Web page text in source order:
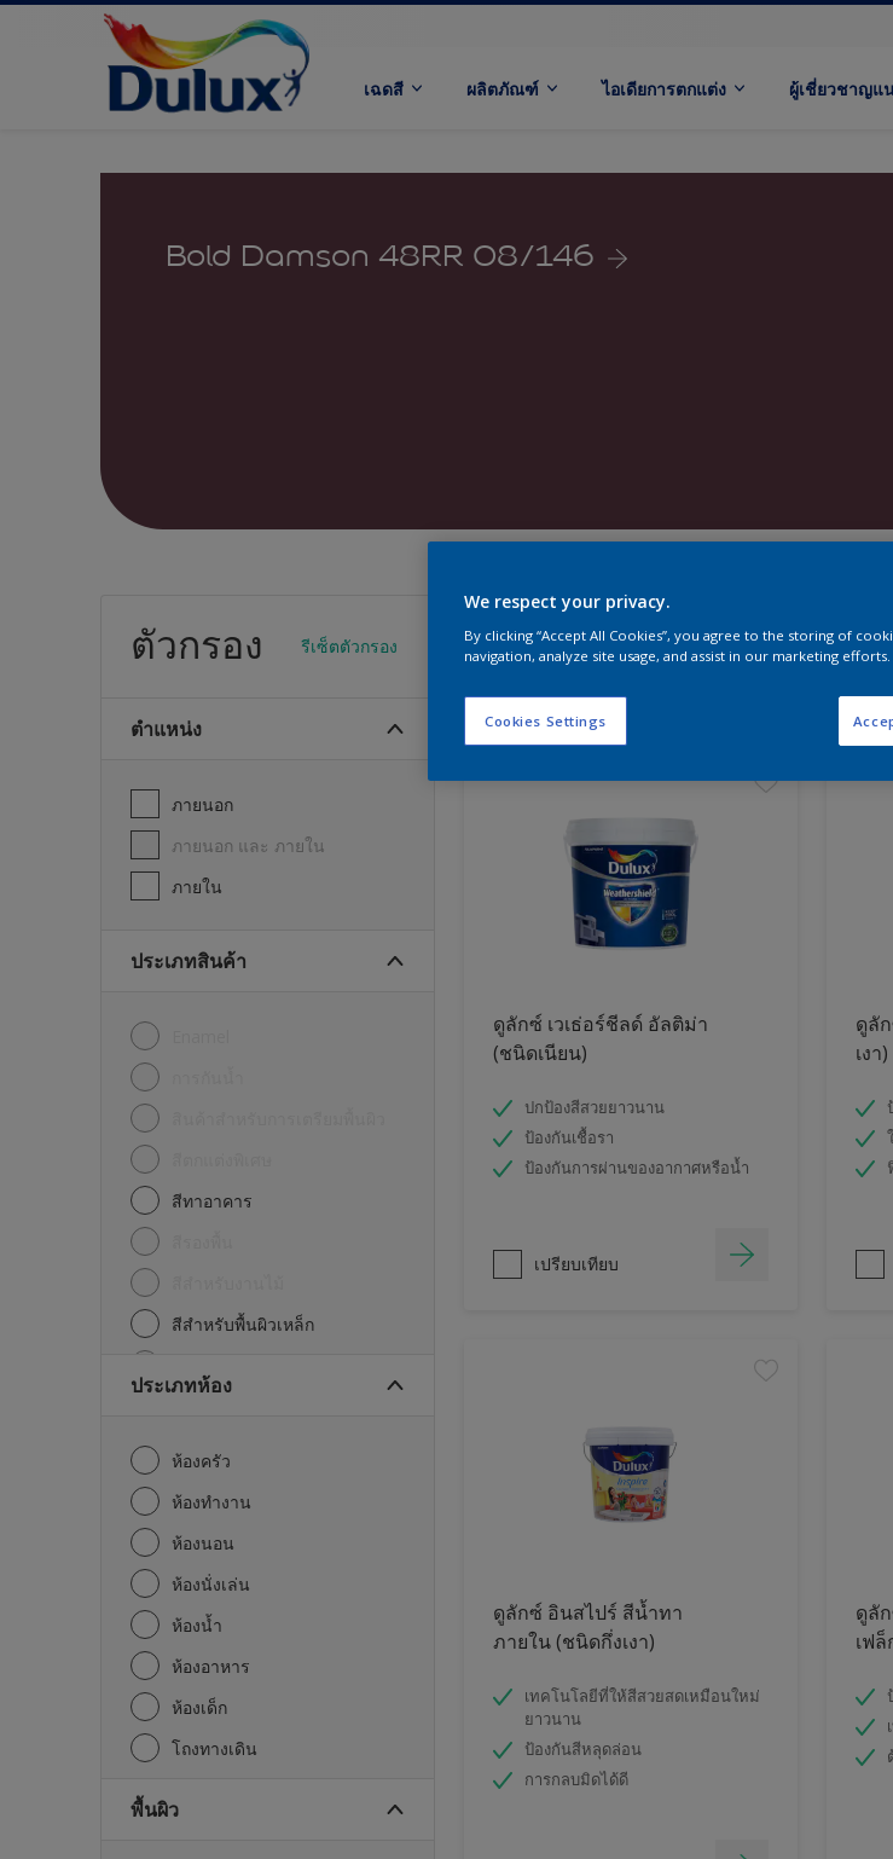
เฉดสี ผลิตภัณฑ์ ไอเดียการตกแต่ง ผู้เชี่ยวชาญแ
Bold Damson 48RR 08/146
ตัวกรอง รีเซ็ตตัวกรอง
ตำแหน่ง
ภายนอก
ภายนอก และ ภายใน
ภายใน
ประเภทสินค้า
สีทาอาคาร
สีสำหรับพื้นผิวเหล็ก
ประเภทห้อง
ห้องครัว
ห้องทำงาน
ห้องนอน
ห้องนั่งเล่น
ห้องน้ำ
ห้องอาหาร
ห้องเด็ก
โถงทางเดิน
พื้นผิว
สีทาผนังและสีห้องนอน
ดูลักซ์ เวเธ่อร์ชีลด์ อัลติม่า
(ชนิดเนียน)
ปกป้องสีสวยยาวนาน
ป้องกันเชื้อรา
ป้องกันการผ่านของอากาศหรือน้ำ
เปรียบเทียบ
ดูลั
เงา)
ดูลักซ์ อินสไปร์ สีน้ำทา
ภายใน (ชนิดกึ่งเงา)
เทคโนโลยีที่ให้สีสวยสดเหมือนใหม่
ยาวนาน
ป้องกันสีหลุดล่อน
การกลบมิดได้ดี
ดูลั
เฟ
We respect your privacy.
By clicking “Accept All Cookies”, you agree to the storing of
navigation, analyze site usage, and assist in our marketing efforts.
Cookies Settings